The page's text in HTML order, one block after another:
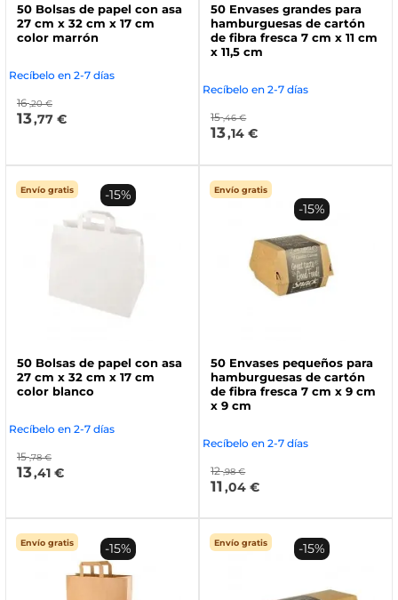
50 Bolsas de papel con asa
27 cm x 32 cm x 17 cm
color marrón
Recíbelo en 2-7 días
16 ,20 €
13,77 €
50 Envases grandes para
hamburguesas de cartón
de fibra fresca 7 cm x 11 cm
x 11,5 cm
Recíbelo en 2-7 días
15 ,46 €
13,14 €
Envío gratis
50 Bolsas de papel con asa
27 cm x 32 cm x 17 cm
color blanco
Recíbelo en 2-7 días
15 ,78 €
13,41 €
-15% Envío gratis
50 Envases pequeños para
hamburguesas de cartón
de fibra fresca 7 cm x 9 cm
x 9 cm
Recíbelo en 2-7 días
12 ,98 €
11,04 €
-15%
Envío gratis -15% Envío gratis -15%